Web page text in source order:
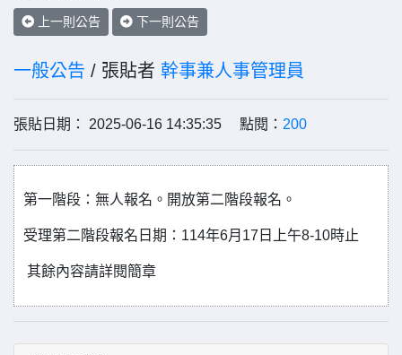
上一則公告 下一則公告
一般公告 / 張貼者 幹事兼人事管理員
張貼日期： 2025-06-16 14:35:35 點閱： 200
第一階段：無人報名。開放第二階段報名。
受理第二階段報名日期： 114年6月 17 日上午8-10時止
其餘內容請詳閱簡章